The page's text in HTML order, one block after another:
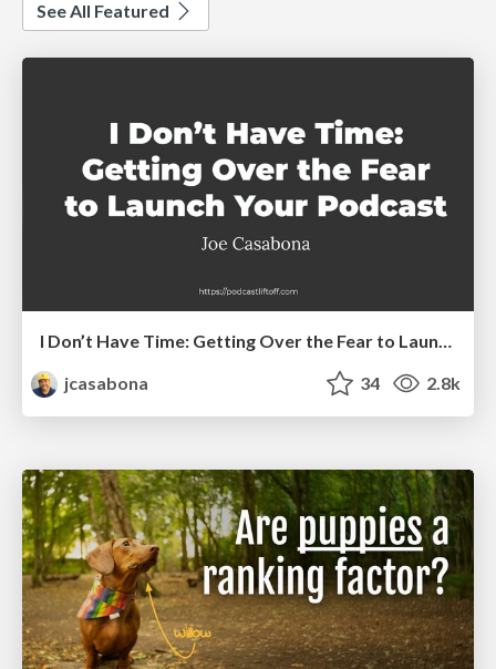
See All Featured
I Don’t Have Time: Getting Over the Fear to Launch Your Podcast
jcasabona
34 2.8k